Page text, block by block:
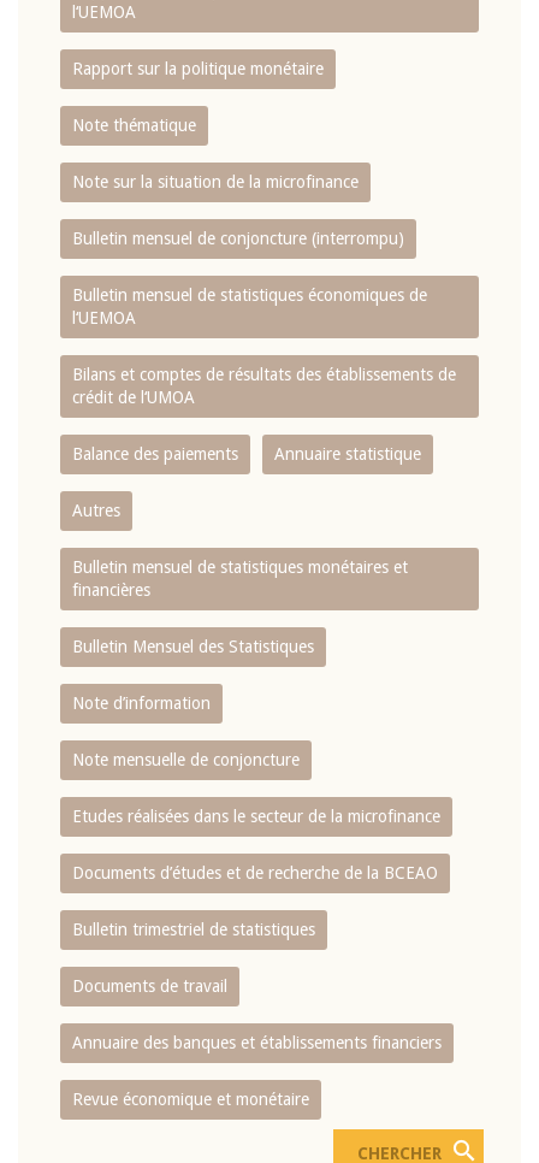
l‘UEMOA
Rapport sur la politique monétaire
Note thématique
Note sur la situation de la microfinance
Bulletin mensuel de conjoncture (interrompu)
Bulletin mensuel de statistiques économiques de
l‘UEMOA
Bilans et comptes de résultats des établissements de
crédit de l‘UMOA
Balance des paiements Annuaire statistique
Autres
Bulletin mensuel de statistiques monétaires et
financières
Bulletin Mensuel des Statistiques
Note d’information
Note mensuelle de conjoncture
Etudes réalisées dans le secteur de la microfinance
Documents d’études et de recherche de la BCEAO
Bulletin trimestriel de statistiques
Documents de travail
Annuaire des banques et établissements financiers
Revue économique et monétaire